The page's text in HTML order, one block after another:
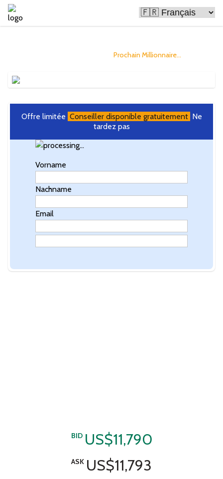
Prochain Millionnaire...
Offre limitée Conseiller disponible gratuitement Ne
tardez pas
Vorname
Nachname
Email
BID US$11,790
ASK US$11,793